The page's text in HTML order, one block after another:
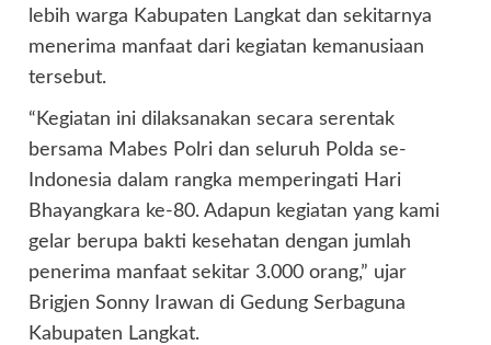
lebih warga Kabupaten Langkat dan sekitarnya
menerima manfaat dari kegiatan kemanusiaan
tersebut.
“Kegiatan ini dilaksanakan secara serentak
bersama Mabes Polri dan seluruh Polda se-
Indonesia dalam rangka memperingati Hari
Bhayangkara ke-80. Adapun kegiatan yang kami
gelar berupa bakti kesehatan dengan jumlah
penerima manfaat sekitar 3.000 orang,” ujar
Brigjen Sonny Irawan di Gedung Serbaguna
Kabupaten Langkat.